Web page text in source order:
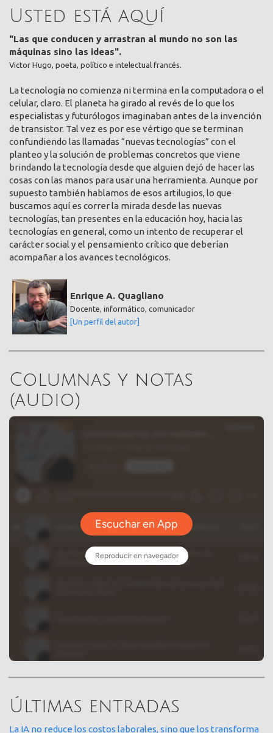
Usted está aquí
"Las que conducen y arrastran al mundo no son las
máquinas sino las ideas".
Victor Hugo, poeta, político e intelectual francés.
La tecnología no comienza ni termina en la computadora o el
celular, claro. El planeta ha girado al revés de lo que los
especialistas y futurólogos imaginaban antes de la invención
de transistor. Tal vez es por ese vértigo que se terminan
confundiendo las llamadas “nuevas tecnologías” con el
planteo y la solución de problemas concretos que viene
brindando la tecnología desde que alguien dejó de hacer las
cosas con las manos para usar una herramienta. Aunque por
supuesto también hablamos de esos artilugios, lo que
buscamos aquí es correr la mirada desde las nuevas
tecnologías, tan presentes en la educación hoy, hacia las
tecnologías en general, como un intento de recuperar el
carácter social y el pensamiento crítico que deberían
acompañar a los avances tecnológicos.
Enrique A. Quagliano
Docente, informático, comunicador
[Un perfil del autor]
Columnas y notas
(audio)
Últimas entradas
La IA no reduce los costos laborales, sino que los transforma